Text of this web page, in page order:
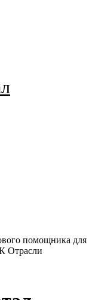
помощника для
Отрасли